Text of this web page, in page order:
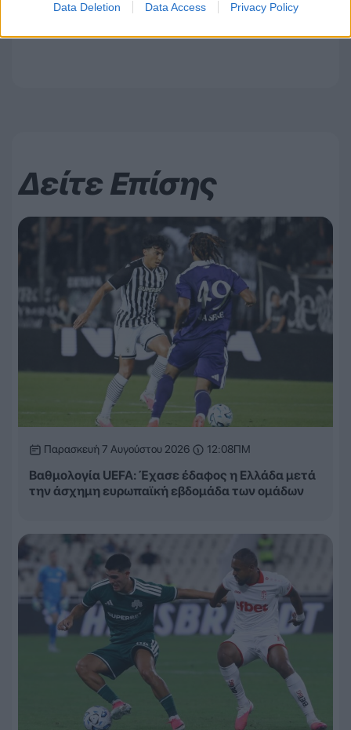
Data Deletion Data Access Privacy Policy
Δείτε Επίσης
Παρασκευή 7 Αυγούστου 2026 12:08ΠΜ
Βαθμολογία UEFA: Έχασε έδαφος η Ελλάδα μετά
την άσχημη ευρωπαϊκή εβδομάδα των ομάδων